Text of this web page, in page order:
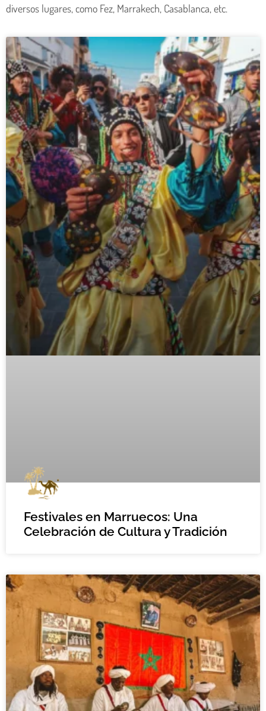
diversos lugares, como Fez, Marrakech, Casablanca, etc.
Festivales en Marruecos: Una
Celebración de Cultura y Tradición